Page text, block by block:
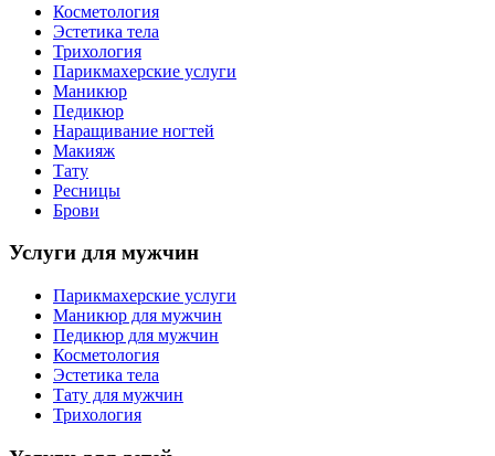
Косметология
Эстетика тела
Трихология
Парикмахерские услуги
Маникюр
Педикюр
Наращивание ногтей
Макияж
Тату
Ресницы
Брови
Услуги для мужчин
Парикмахерские услуги
Маникюр для мужчин
Педикюр для мужчин
Косметология
Эстетика тела
Тату для мужчин
Трихология